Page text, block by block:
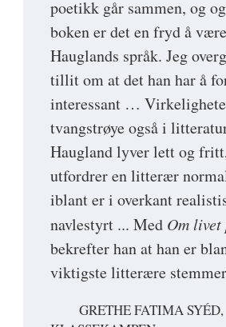
poetikk går sammen, og
boken er det en fryd å
Hauglands språk. Jeg
tillit om at det han har å
interessant …
tvangstrøye også i
Haugland lyver lett og
utfordrer en litterær
iblant er i overkant
navlestyrt ... Med Om
bekrefter han at han er
viktigste litterære
GRETHE FATIMA SYÉD,